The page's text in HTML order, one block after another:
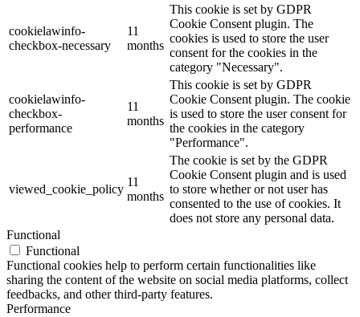
cookielawinfo-
checkbox-necessary
11
months
This cookie is set by GDPR
Cookie Consent plugin. The
cookies is used to store the user
consent for the cookies in the
category "Necessary".
cookielawinfo-
checkbox-
performance
11
months
This cookie is set by GDPR
Cookie Consent plugin. The cookie
is used to store the user consent for
the cookies in the category
"Performance".
viewed_cookie_policy
11
months
The cookie is set by the GDPR
Cookie Consent plugin and is used
to store whether or not user has
consented to the use of cookies. It
does not store any personal data.
Functional
Functional
Functional cookies help to perform certain functionalities like
sharing the content of the website on social media platforms, collect
feedbacks, and other third-party features.
Performance